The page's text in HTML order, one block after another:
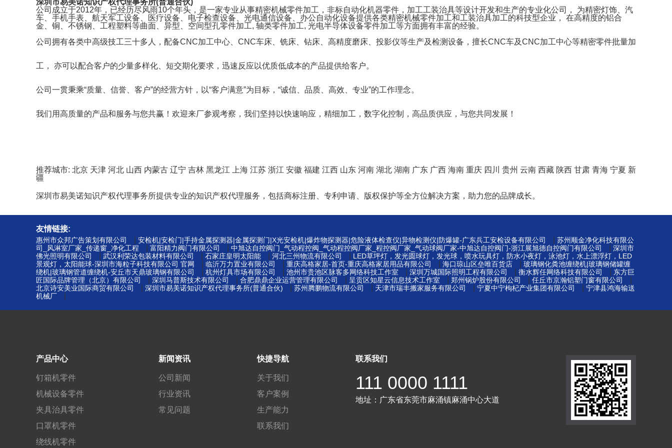
深圳市易美诺知识产权代理事务所(普通合伙)
公司成立于2012年，已经历尽风雨10个年头，是一家专业从事精密机械零件加工，非标自动化机器零件，加工工装治具等设计开发和生产的专业化公司， 为精密灯饰、汽
车、手机手表、航天军工设备、医疗设备、电子检查设备、光电通信设备、办公自动化设备提供各类精密机械零件加工和工装治具加工的科技型企业， 在高精度的铝合
金、铜、不锈钢、工程塑料等曲面、异型、空间型孔零件加工, 轴类零件加工, 光电半导体设备零件加工等方面拥有丰富的经验。
公司拥有各类中高级技工三十多人，配备CNC加工中心、CNC车床、铣床、钻床、高精度磨床、投影仪等生产及检测设备，擅长CNC车及CNC加工中心等精密零件批量加
工， 亦可以配合客户的少量多样化、短交期化要求，迅速反应以优质低成本的产品提供给客户。
公司一贯秉乘“质量、信誉、客户”的经营方针，以“客户满意”为目标，“诚信、品质、高效、专业”的工作理念。
我们用高质量的产品和服务与您共赢！欢迎来厂参观考察，我们坚持以快速响应，精细加工，数字化控制，高品质供应，与您共同发展！
推荐城市: 北京 天津 河北 山西 内蒙古 辽宁 吉林 黑龙江 上海 江苏 浙江 安徽 福建 江西 山东 河南 湖北 湖南 广东 广西 海南 重庆 四川 贵州 云南 西藏 陕西 甘肃 青海 宁夏 新
疆
深圳市易美诺知识产权代理事务所提供专业的知识产权代理服务，包括商标注册、专利申请、版权保护等全方位解决方案，助力您的品牌成长。
友情链接:
惠州市众邦广告策划有限公司 安检机|安检门|手持金属探测器|金属探测门|X光安检机|爆炸物探测器|危险液体检查仪|异物检测仪|防爆罐-广东兵工安检设备有限公司
苏州顺金净化科技有限公
司_风淋室厂家_传递窗_净化工程
富阳精力阀门有限公司 中旭达自控阀门_气动程控阀_气动程控阀厂家_程控阀厂家_气动球阀厂家-中旭达自控阀门-浙江展旭德自控阀门有限公司
深圳市
佛光照明有限公司
武汉利荣达包装材料有限公司 石家庄皇明太阳能 河北三州物流有限公司
LED草坪灯，发光圆球灯，发光球，喷水玩具灯，防水小夜灯，泳池灯，水上漂浮灯，LED
景观灯，太阳能球-深圳市海粒子科技有限公司 官网
临沂万力置业有限公司 重庆高格家居-首页-重庆高格家居用品有限公司 海口琼山区垒唯百货店
玻璃钢化粪池缠绕机|玻璃钢储罐缠
绕机|玻璃钢管道缠绕机-安丘市天鼎玻璃钢有限公司
杭州灯具市场有限公司 池州市贵池区脉客多网络科技工作室 深圳万城国际照明工程有限公司 衡水辉任网络科技有限公司
东方巨
匠国际品牌管理（北京）有限公司
深圳马普斯技术有限公司 合肥鼎鼎企业运营管理有限公司 呈贡区知星云信息技术工作室 郑州锅炉股份有限公司 任丘市京瀚铝塑门窗有限公司
北京诗安美业国际商贸有限公司 深圳市易美诺知识产权代理事务所(普通合伙) 苏州腾鹏物流有限公司 天津市瑞丰搬家服务有限公司 宁夏中宁枸杞产业集团有限公司
宁津县鸿海输送
机械厂
产品中心
钉箱机零件
机械设备零件
夹具治具零件
口罩机零件
绕线机零件
新闻资讯
公司新闻
行业资讯
常见问题
快捷导航
关于我们
客户案例
生产能力
联系我们
联系我们
111 0000 1111
地址： 广东省东莞市麻涌镇麻涌中心大道